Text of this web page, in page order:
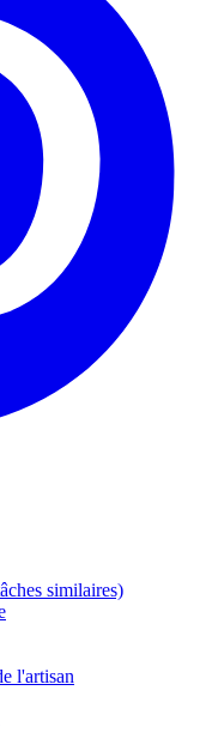
similaires)
l'artisan